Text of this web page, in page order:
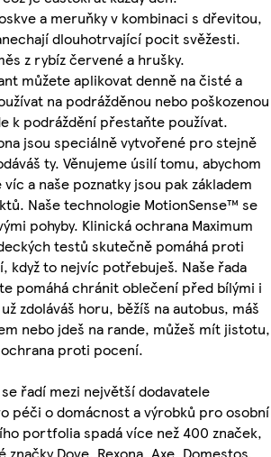
a meruňky v kombinaci s dřevitou,
dlouhotrvající pocit svěžesti.
z rybíz červené a hrušky.
můžete aplikovat denně na čisté a
na podrážděnou nebo poškozenou
k podráždění přestaňte používat.
jsou speciálně vytvořené pro stejně
ty. Věnujeme úsilí tomu, abychom
a naše poznatky jsou pak základem
Naše technologie MotionSense™ se
pohyby. Klinická ochrana Maximum
testů skutečně pomáhá proti
když to nejvíc potřebuješ. Naše řada
pomáhá chránit oblečení před bílými i
zdoláváš horu, běžíš na autobus, máš
nebo jdeš na rande, můžeš mít jistotu,
proti pocení.
řadí mezi největší dodavatele
péči o domácnost a výrobků pro osobní
portfolia spadá více než 400 značek,
Dove, Rexona, Axe, Domestos,